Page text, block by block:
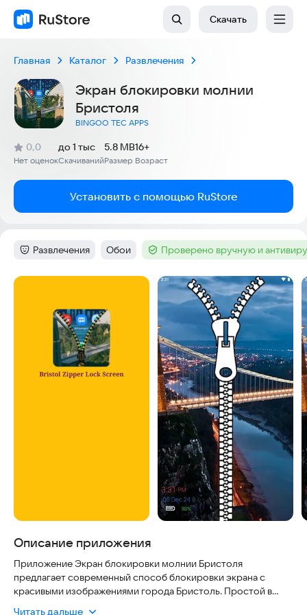
Скачать
Главная Каталог Развлечения
Экран блокировки молнии
Бристоля
BINGOO TEC APPS
Рейтинг:
0,0
(
Нет оценок
)
Скачиваний
до 1 тыс
Размер
5.8 MB
Возраст
16+
Установить с помощью RuStore
Категория:
Развлечения Тег:
Обои Тег :Проверено вручную и
Скриншоты
Описание приложения
Приложение Экран блокировки молнии Бристоля
предлагает современный способ блокировки экрана с
красивыми изображениями города Бристоль. Простой в
Читать дальше